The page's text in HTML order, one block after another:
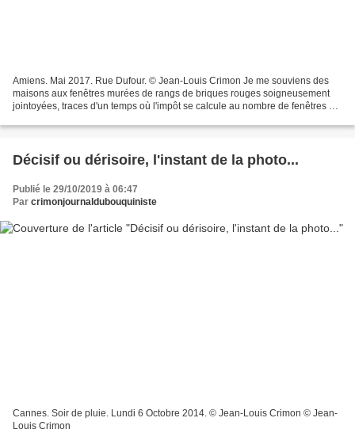
Amiens. Mai 2017. Rue Dufour. © Jean-Louis Crimon Je me souviens des
maisons aux fenêtres murées de rangs de briques rouges soigneusement
jointoyées, traces d'un temps où l'impôt se calcule au nombre de fenêtres en
Décisif ou dérisoire, l'instant de la photo...
Publié le 29/10/2019 à 06:47
Par crimonjournaldubouquiniste
Cannes. Soir de pluie. Lundi 6 Octobre 2014. © Jean-Louis Crimon © Jean-
Louis Crimon